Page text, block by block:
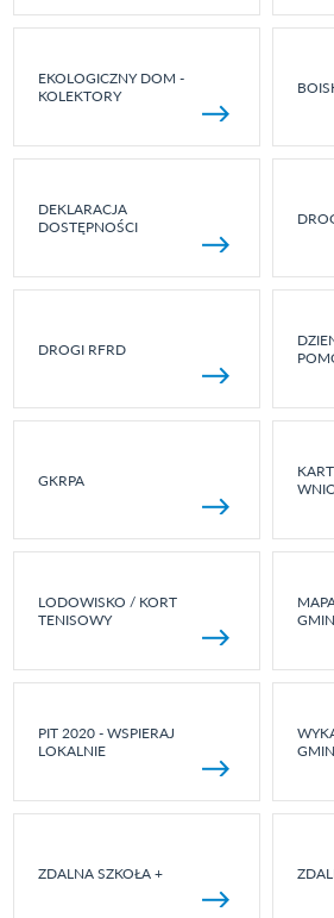
EKOLOGICZNY DOM -
KOLEKTORY
DEKLARACJA
DOSTĘPNOŚCI
DROGI RFRD
GKRPA
LODOWISKO / KORT
TENISOWY
PIT 2020 - WSPIERAJ
LOKALNIE
ZDALNA SZKOŁA +